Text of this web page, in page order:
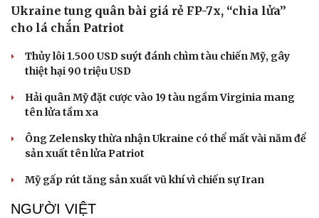
Ukraine tung quân bài giá rẻ FP-7x, “chia lửa”
cho lá chắn Patriot
Thủy lôi 1.500 USD suýt đánh chìm tàu chiến Mỹ, gây
thiệt hại 90 triệu USD
Hải quân Mỹ đặt cược vào 19 tàu ngầm Virginia mang
tên lửa tầm xa
Ông Zelensky thừa nhận Ukraine có thể mất vài năm để
sản xuất tên lửa Patriot
Mỹ gấp rút tăng sản xuất vũ khí vì chiến sự Iran
NGƯỜI VIỆT